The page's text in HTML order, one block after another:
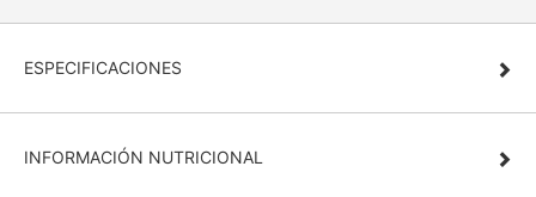
ESPECIFICACIONES
INFORMACIÓN NUTRICIONAL